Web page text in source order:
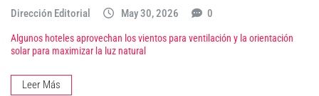
Dirección Editorial May 30, 2026 0
Algunos hoteles aprovechan los vientos para ventilación y la orientación
solar para maximizar la luz natural
Leer Más